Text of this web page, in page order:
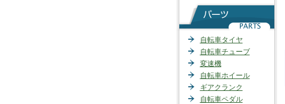
自転車タイヤ
自転車チューブ
変速機
自転車ホイール
ギアクランク
自転車ペダル